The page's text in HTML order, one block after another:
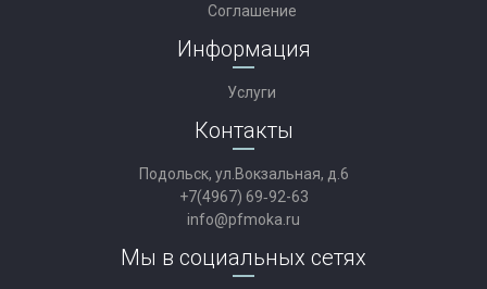
Соглашение
Информация
Услуги
Контакты
Подольск, ул.Вокзальная, д.6
+7(4967) 69‑92-63
info@pfmoka.ru
Мы в социальных сетях